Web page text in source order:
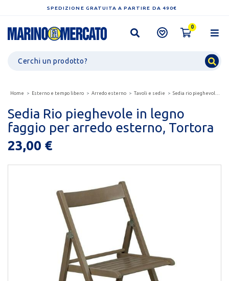
SPEDIZIONE GRATUITA A PARTIRE DA 490€
0
Home Esterno e tempo libero Arredo esterno Tavoli e sedie Sedia rio pieghevole in legno faggio per arredo esterno,...
Sedia Rio pieghevole in legno
faggio per arredo esterno, Tortora
23,00 €